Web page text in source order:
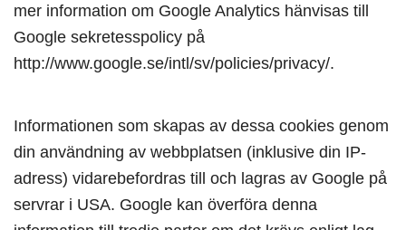
mer information om Google Analytics hänvisas till
Google sekretesspolicy på
http://www.google.se/intl/sv/policies/privacy/.
Informationen som skapas av dessa cookies genom
din användning av webbplatsen (inklusive din IP-
adress) vidarebefordras till och lagras av Google på
servrar i USA. Google kan överföra denna